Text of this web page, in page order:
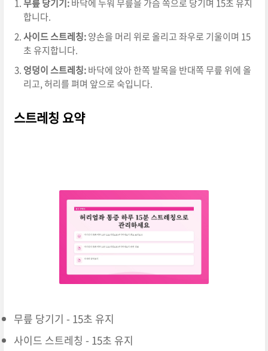
무릎 당기기:바닥에 누워 무릎을 가슴 쪽으로 당기며 15초 유지
합니다.
사이드 스트레칭:양손을 머리 위로 올리고 좌우로 기울이며 15
초 유지합니다.
엉덩이 스트레칭:바닥에 앉아 한쪽 발목을 반대쪽 무릎 위에 올
리고, 허리를 펴며 앞으로 숙입니다.
스트레칭 요약
무릎 당기기 - 15초 유지
사이드 스트레칭 - 15초 유지